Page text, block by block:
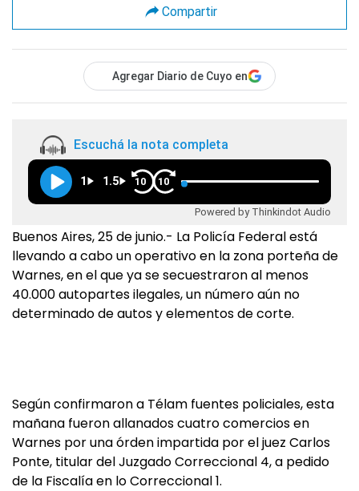
Compartir
Agregar Diario de Cuyo en
Escuchá la nota completa
1 1.5 10 10
Powered by Thinkindot Audio
Buenos Aires, 25 de junio.- La Policía Federal está
llevando a cabo un operativo en la zona porteña de
Warnes, en el que ya se secuestraron al menos
40.000 autopartes ilegales, un número aún no
determinado de autos y elementos de corte.
Según confirmaron a Télam fuentes policiales, esta
mañana fueron allanados cuatro comercios en
Warnes por una órden impartida por el juez Carlos
Ponte, titular del Juzgado Correccional 4, a pedido
de la Fiscalía en lo Correccional 1.